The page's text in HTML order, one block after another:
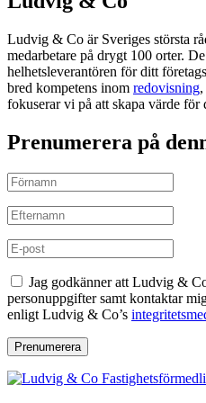
Ludvig & Co är Sveriges största
medarbetare på drygt 100 orter.
helhetsleverantören för ditt
bred kompetens inom redovisning,
fokuserar vi på att skapa värde för
Prenumerera på
Jag godkänner att Ludvig &
personuppgifter samt kontaktar
enligt Ludvig & Co’s
Prenumerera